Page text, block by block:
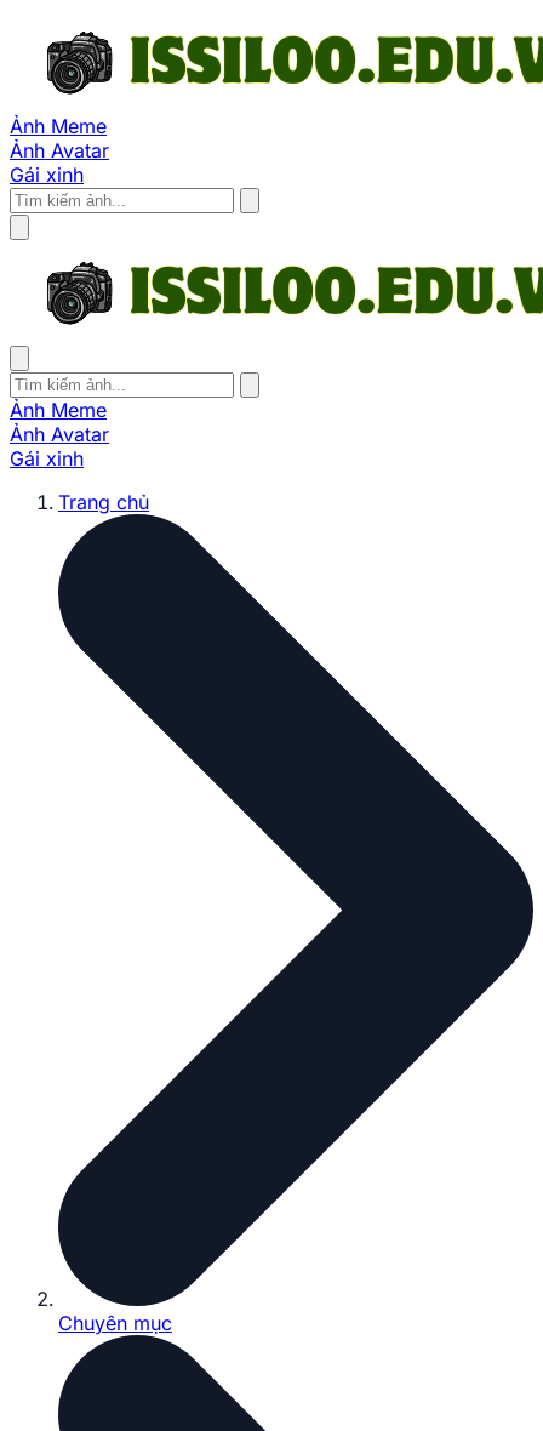
Ảnh Meme
Ảnh Avatar
Gái xinh
Ảnh Meme
Ảnh Avatar
Gái xinh
Trang chủ
Chuyên mục